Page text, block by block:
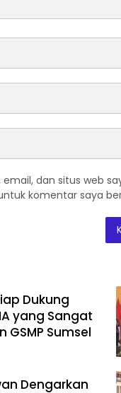
dan situs web
komentar saya
Dukung
yang Sangat
GSMP Sumsel
Dengarkan